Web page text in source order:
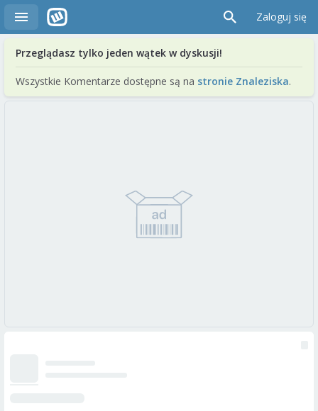
Zaloguj się
Przeglądasz tylko jeden wątek w dyskusji!
Wszystkie Komentarze dostępne są na stronie Znaleziska.